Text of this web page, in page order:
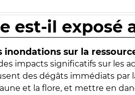
est-il exposé
inondations sur la
impacts significatifs sur les
des dégâts immédiats par
et la flore, et mettre en